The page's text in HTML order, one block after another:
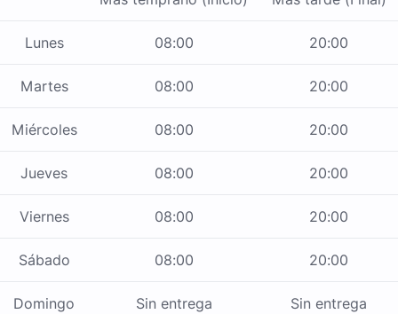
Lunes 08:00 20:00
Martes 08:00 20:00
Miércoles 08:00 20:00
Jueves 08:00 20:00
Viernes 08:00 20:00
Sábado 08:00 20:00
Domingo Sin entrega Sin entrega